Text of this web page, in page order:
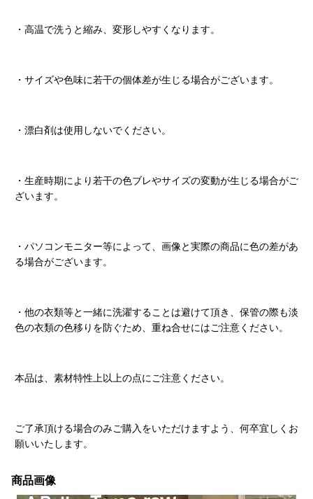
・高温で洗うと縮み、変形しやすくなります。
・サイズや色味に若干の個体差が生じる場合がございます。
・漂白剤は使用しないでください。
・生産時期により若干の色ブレやサイズの変動が生じる場合がご
ざいます。
・パソコンモニター等によって、画像と実際の商品に色の差があ
る場合がございます。
・他の衣類等と一緒に洗濯することは避けて頂き、保管の際も淡
色の衣類の色移りを防ぐため、重ね合せにはご注意ください。
本品は、素材特性上以上の点にご注意ください。
ご了承頂ける場合のみご購入をいただけますよう、何卒宜しくお
願いいたします。
商品画像